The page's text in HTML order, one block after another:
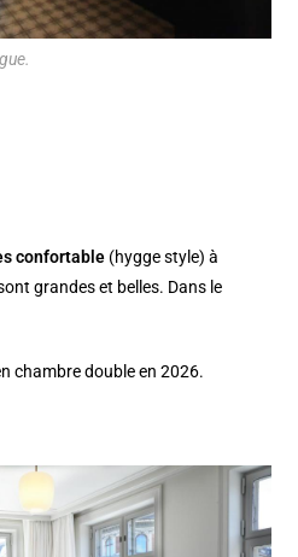
confortable (hygge style) à
grandes et belles. Dans le
chambre double en 2026.